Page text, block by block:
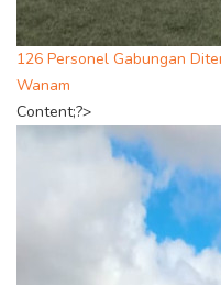
126 Personel Gabungan
Wanam
Content;?>